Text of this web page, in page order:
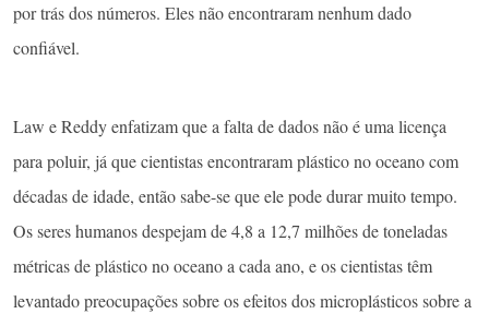
por trás dos números. Eles não encontraram nenhum dado
confiável.
Law e Reddy enfatizam que a falta de dados não é uma licença
para poluir, já que cientistas encontraram plástico no oceano com
décadas de idade, então sabe-se que ele pode durar muito tempo.
Os seres humanos despejam de 4,8 a 12,7 milhões de toneladas
métricas de plástico no oceano a cada ano, e os cientistas têm
levantado preocupações sobre os efeitos dos microplásticos sobre a